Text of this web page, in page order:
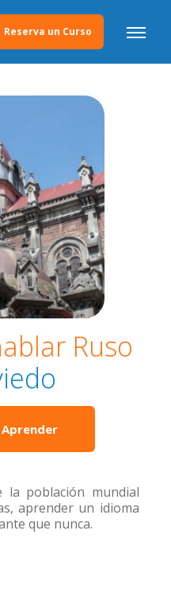
Reserva un Curso
Ruso
Aprender
población mundial
aprender un idioma
que nunca.